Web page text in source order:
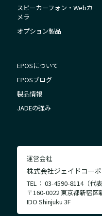
スピーカーフォン・Webカ
メラ
オプション製品
EPOSについて
EPOSブログ
製品情報
JADEの強み
運営会社
株式会社ジェイドコー
TEL： 03-4590-8114（代表
〒160-0022 東京都新宿区
IDO Shinjuku 3F